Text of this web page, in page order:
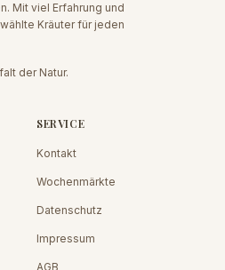
Mit viel Erfahrung und
Kräuter für jeden
der Natur.
SERVICE
Kontakt
Wochenmärkte
Datenschutz
Impressum
AGB